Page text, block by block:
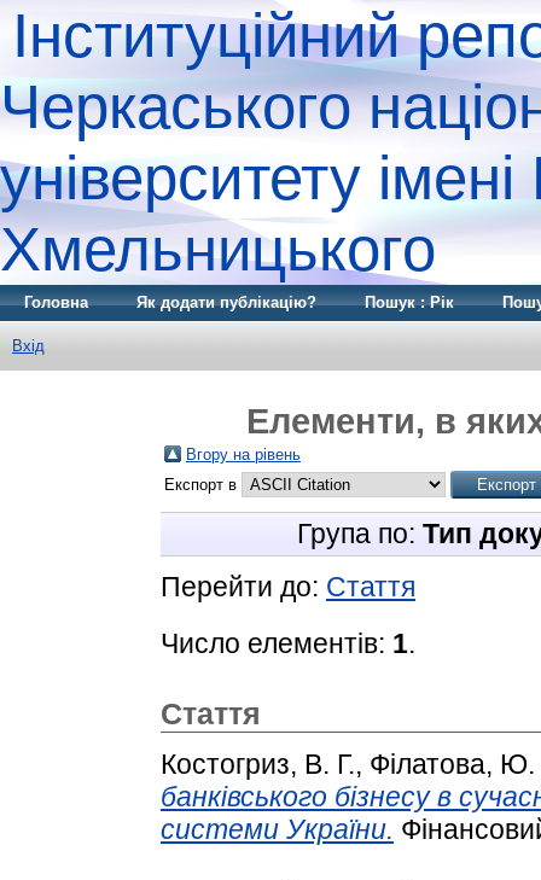
Інституційний
Черкаського
університету
Хмельницького
Головна Як додати публікацію? Пошук : Рік
Вхід
Елементи, в
Вгору на рівень
Експорт в
Група по: Тип
Перейти до: Стаття
Число елементів: 1.
Стаття
Костогриз, В. Г., Філатова, Ю.
банківського бізнесу в
системи України.